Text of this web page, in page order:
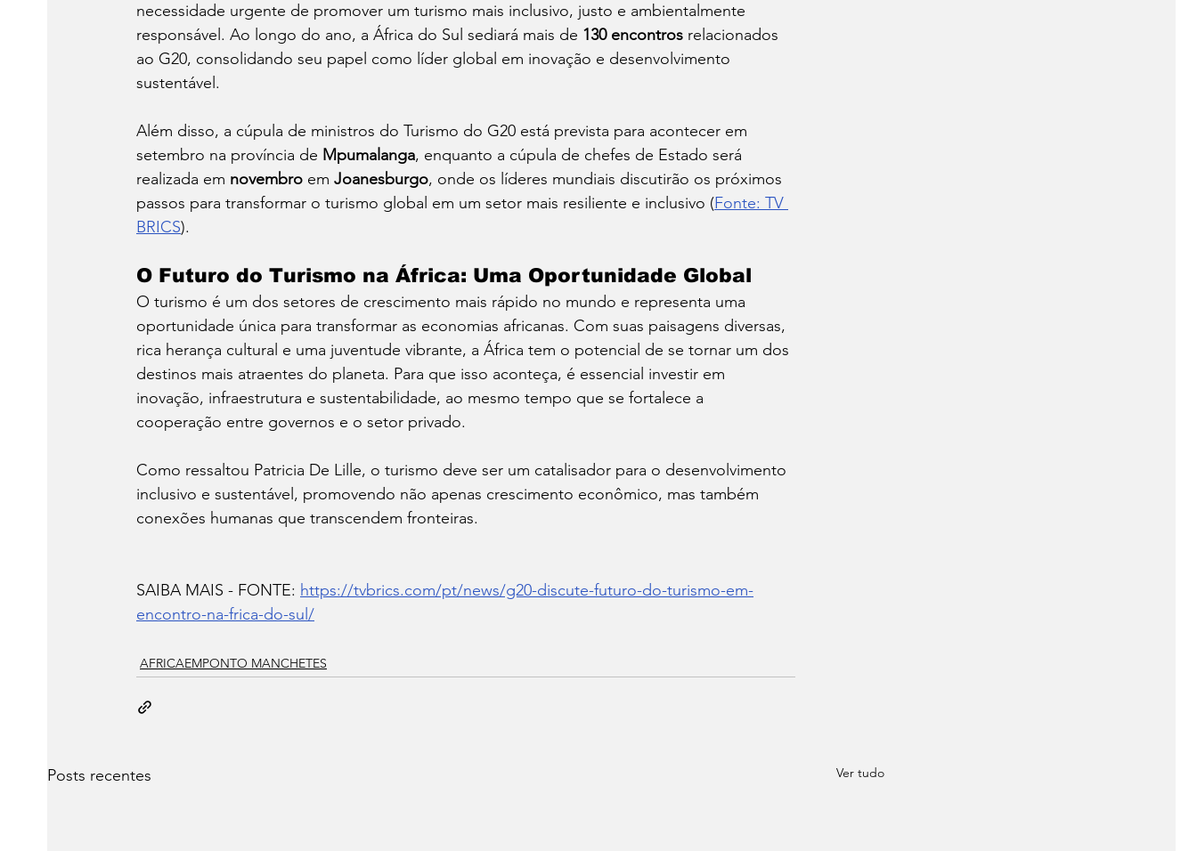
necessidade urgente de promover um turismo mais inclusivo, justo e ambientalmente
responsável. Ao longo do ano, a África do Sul sediará mais de 130 encontros relacionados
ao G20, consolidando seu papel como líder global em inovação e desenvolvimento
sustentável.
Além disso, a cúpula de ministros do Turismo do G20 está prevista para acontecer em
setembro na província de Mpumalanga, enquanto a cúpula de chefes de Estado será
realizada em novembro em Joanesburgo, onde os líderes mundiais discutirão os próximos
passos para transformar o turismo global em um setor mais resiliente e inclusivo (Fonte: TV
BRICS).
O Futuro do Turismo na África: Uma Oportunidade Global
O turismo é um dos setores de crescimento mais rápido no mundo e representa uma
oportunidade única para transformar as economias africanas. Com suas paisagens diversas,
rica herança cultural e uma juventude vibrante, a África tem o potencial de se tornar um dos
destinos mais atraentes do planeta. Para que isso aconteça, é essencial investir em
inovação, infraestrutura e sustentabilidade, ao mesmo tempo que se fortalece a
cooperação entre governos e o setor privado.
Como ressaltou Patricia De Lille, o turismo deve ser um catalisador para o desenvolvimento
inclusivo e sustentável, promovendo não apenas crescimento econômico, mas também
conexões humanas que transcendem fronteiras.
SAIBA MAIS - FONTE: https://tvbrics.com/pt/news/g20-discute-futuro-do-turismo-em-
encontro-na-frica-do-sul/
AFRICAEMPONTO MANCHETES
Posts recentes Ver tudo